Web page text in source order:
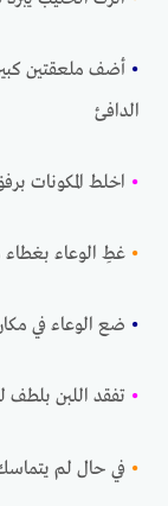
• أضف ملعقتين
الدافئ
• اخلط المكونات
• غطِ الوعاء
• ضع الوعاء في
• تفقد اللبن بلطف
• في حال لم